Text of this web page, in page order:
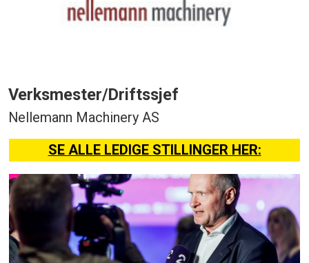
Verksmester/Driftssjef
Nellemann Machinery AS
SE ALLE LEDIGE STILLINGER HER: